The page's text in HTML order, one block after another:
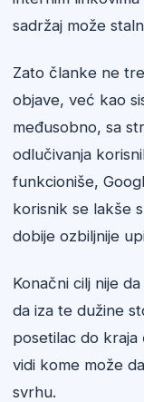
sadržaj može
Zato članke ne
objave, već kao
međusobno, sa
odlučivanja
funkcioniše,
korisnik se lakše
dobije ozbiljnije
Konačni cilj nije
da iza te dužine
posetilac do
vidi kome može
svrhu.